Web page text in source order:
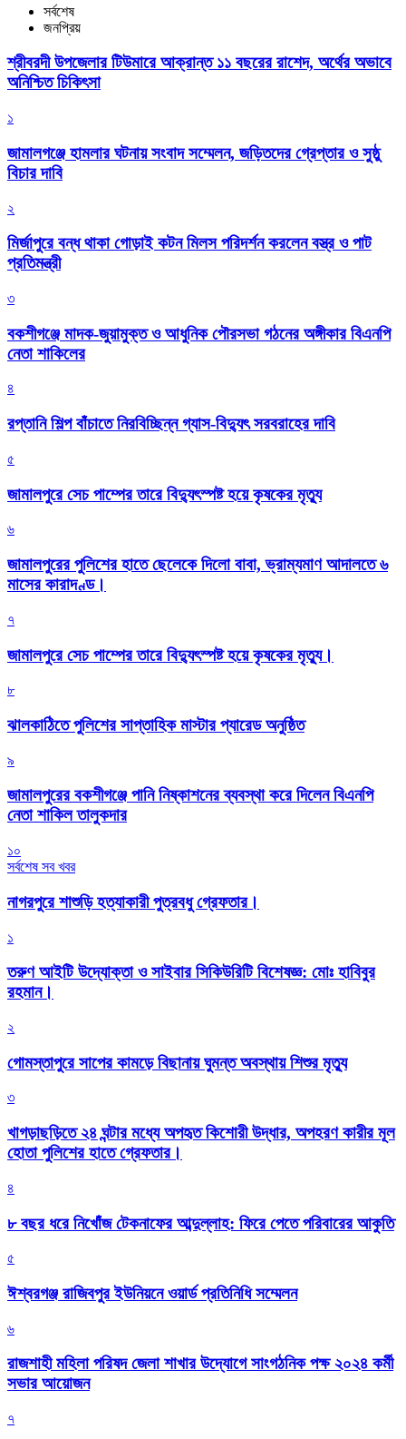
সর্বশেষ
জনপ্রিয়
শ্রীবরদী উপজেলার টিউমারে আক্রান্ত ১১ বছরের রাশেদ, অর্থের অভাবে
অনিশ্চিত চিকিৎসা
১
জামালগঞ্জে হামলার ঘটনায় সংবাদ সম্মেলন, জড়িতদের গ্রেপ্তার ও সুষ্ঠু
বিচার দাবি
২
মির্জাপুরে বন্ধ থাকা গোড়াই কটন মিলস পরিদর্শন করলেন বস্ত্র ও পাট
প্রতিমন্ত্রী
৩
বকশীগঞ্জে মাদক-জুয়ামুক্ত ও আধুনিক পৌরসভা গঠনের অঙ্গীকার বিএনপি
নেতা শাকিলের
৪
রপ্তানি শিল্প বাঁচাতে নিরবিচ্ছিন্ন গ্যাস-বিদ্যুৎ সরবরাহের দাবি
৫
জামালপুরে সেচ পাম্পের তারে বিদ্যুৎস্পষ্ট হয়ে কৃষকের মৃত্যু
৬
জামালপুরের পুলিশের হাতে ছেলেকে দিলো বাবা, ভ্রাম্যমাণ আদালতে ৬
মাসের কারাদণ্ড।
৭
জামালপুরে সেচ পাম্পের তারে বিদ্যুৎস্পষ্ট হয়ে কৃষকের মৃত্যু।
৮
‎ঝালকাঠিতে পুলিশের সাপ্তাহিক মাস্টার প্যারেড অনুষ্ঠিত
৯
জামালপুরের বকশীগঞ্জে পানি নিষ্কাশনের ব্যবস্থা করে দিলেন বিএনপি
নেতা শাকিল তালুকদার
১০
সর্বশেষ সব খবর
নাগরপুরে শাশুড়ি হত্যাকারী পুত্রবধু গ্রেফতার।
১
তরুণ আইটি উদ্যোক্তা ও সাইবার সিকিউরিটি বিশেষজ্ঞ: মোঃ হাবিবুর
রহমান।
২
গোমস্তাপুরে সাপের কামড়ে বিছানায় ঘুমন্ত অবস্থায় শিশুর মৃত্যু
৩
খাগড়াছড়িতে ২৪ ঘন্টার মধ্যে অপহৃত কিশোরী উদ্ধার, অপহরণ কারীর মূল
হোতা পুলিশের হাতে গ্রেফতার।
৪
৮ বছর ধরে নিখোঁজ টেকনাফের আব্দুল্লাহ: ফিরে পেতে পরিবারের আকুতি
৫
ঈশ্বরগঞ্জ রাজিবপুর ইউনিয়নে ওয়ার্ড প্রতিনিধি সম্মেলন
৬
রাজশাহী মহিলা পরিষদ জেলা শাখার উদ্যোগে সাংগঠনিক পক্ষ ২০২৪ কর্মী
সভার আয়োজন
৭